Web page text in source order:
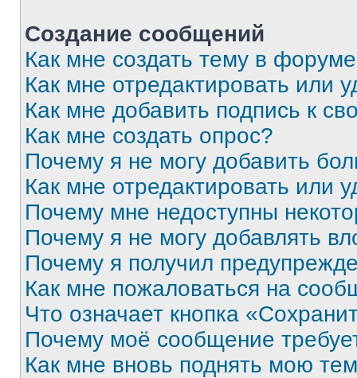
Создание сообщений
Как мне создать тему в
Как мне отредактировать или
Как мне добавить подпись к
Как мне создать опрос?
Почему я не могу добавить
Как мне отредактировать или
Почему мне недоступны
Почему я не могу добавлять
Почему я получил
Как мне пожаловаться на
Что означает кнопка
Почему моё сообщение
Как мне вновь поднять мою